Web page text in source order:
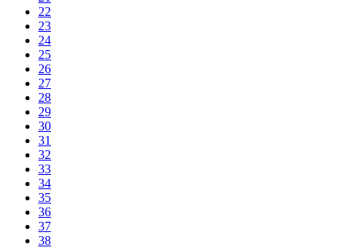
22
23
24
25
26
27
28
29
30
31
32
33
34
35
36
37
38